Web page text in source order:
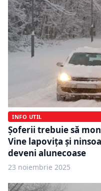
INFO UTIL
Șoferii trebuie să
Vine lapovița și
deveni alunecoase
23 noiembrie 2025